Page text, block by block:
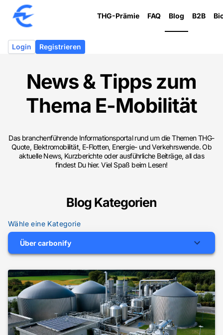
THG-Prämie FAQ Blog B2B
Login Registrieren
News & Tipps zum
Thema E-Mobilität
Das branchenführende Informationsportal rund um die Themen THG-
Quote, Elektromobilität, E-Flotten, Energie- und Verkehrswende. Ob
aktuelle News, Kurzberichte oder ausführliche Beiträge, all das
findest Du hier. Viel Spaß beim Lesen!
Blog Kategorien
Wähle eine Kategorie
Über carbonify